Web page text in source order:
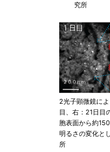
究所
2光子顕微鏡に
目、右：21日目
胞表面から約
明るさの変化と
所